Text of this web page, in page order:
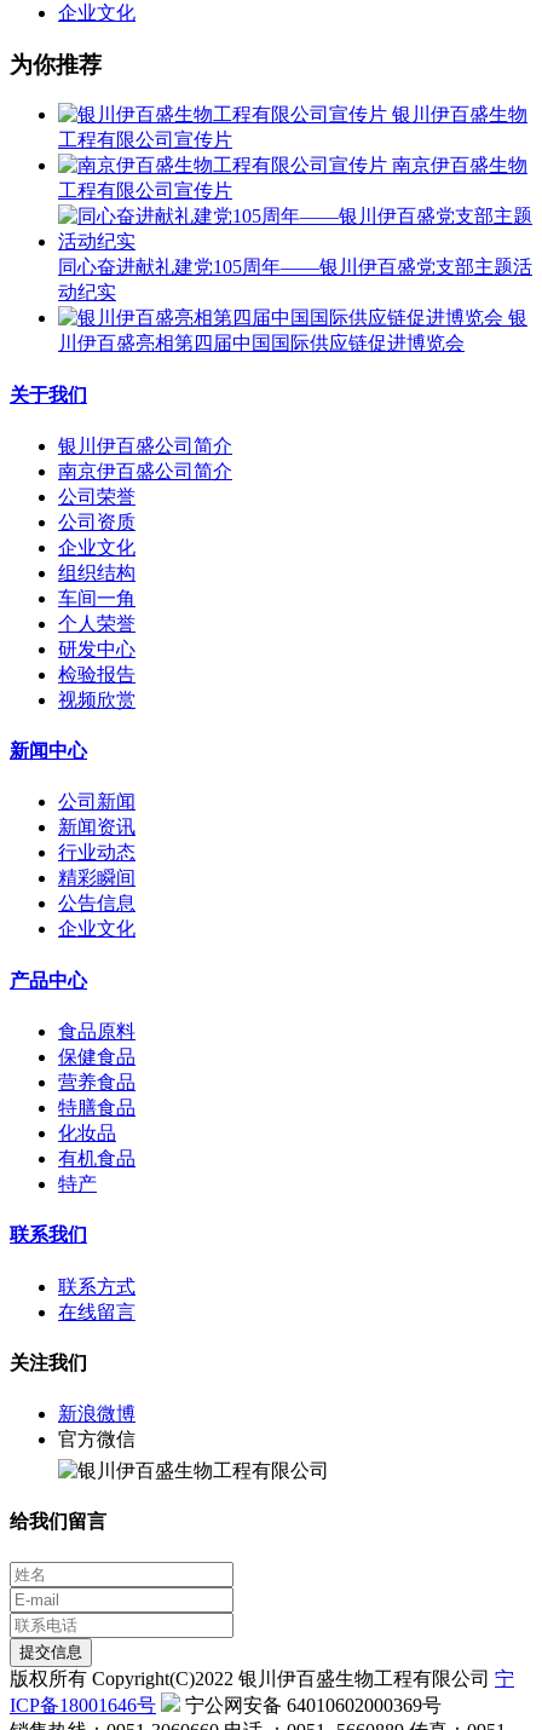
企业文化
为你推荐
银川伊百盛生物
工程有限公司宣传片
南京伊百盛生物
工程有限公司宣传片
同心奋进献礼建党105周年——银川伊百盛党支部主题活
动纪实
银
川伊百盛亮相第四届中国国际供应链促进博览会
关于我们
银川伊百盛公司简介
南京伊百盛公司简介
公司荣誉
公司资质
企业文化
组织结构
车间一角
个人荣誉
研发中心
检验报告
视频欣赏
新闻中心
公司新闻
新闻资讯
行业动态
精彩瞬间
公告信息
企业文化
产品中心
食品原料
保健食品
营养食品
特膳食品
化妆品
有机食品
特产
联系我们
联系方式
在线留言
关注我们
新浪微博
官方微信
给我们留言
提交信息
版权所有 Copyright(C)2022 银川伊百盛生物工程有限公司 宁
ICP备18001646号
宁公网安备 64010602000369号